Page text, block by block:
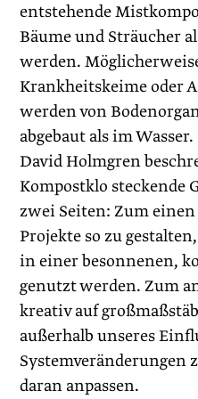
entstehende
Bäume und Sträucher
werden.
Krankheitskeime oder
werden von
abgebaut als im Wasser.
David Holmgren
Kompostklo steckende
zwei Seiten: Zum
Projekte so zu
in einer besonnenen,
genutzt werden. Zum
kreativ auf
außerhalb unseres
Systemveränderungen
daran anpassen.